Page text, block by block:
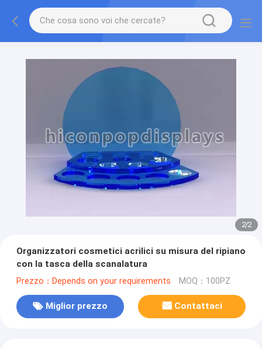
2/2
Organizzatori cosmetici acrilici su misura del ripiano
con la tasca della scanalatura
Prezzo：Depends on your requirements MOQ：100PZ
Miglior prezzo Contattaci